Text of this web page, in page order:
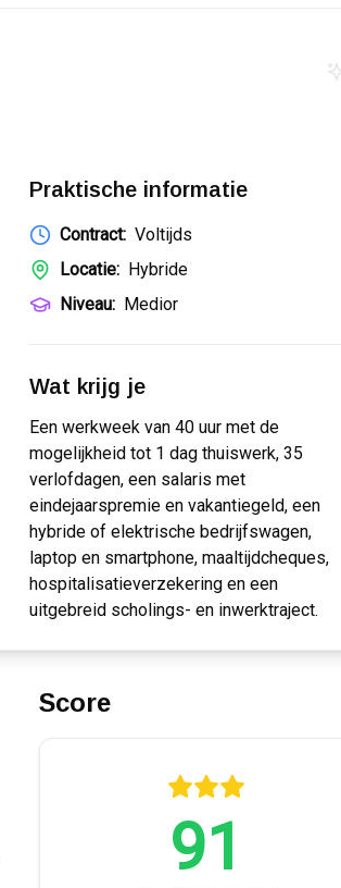
Praktische informatie
Contract: Voltijds
Locatie: Hybride
Niveau: Medior
Wat krijg je
Een werkweek van 40 uur met de
mogelijkheid tot 1 dag thuiswerk, 35
verlofdagen, een salaris met
eindejaarspremie en vakantiegeld, een
hybride of elektrische bedrijfswagen,
laptop en smartphone, maaltijdcheques,
hospitalisatieverzekering en een
uitgebreid scholings- en inwerktraject.
Score
91